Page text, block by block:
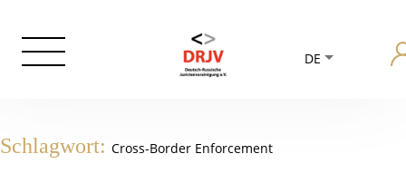
DE
Schlagwort: Cross-Border Enforcement